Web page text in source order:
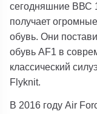
сегодняшние ВВС
получает
обувь. Они
обувь AF1 в
классический
Flyknit.
В 2016 году Air